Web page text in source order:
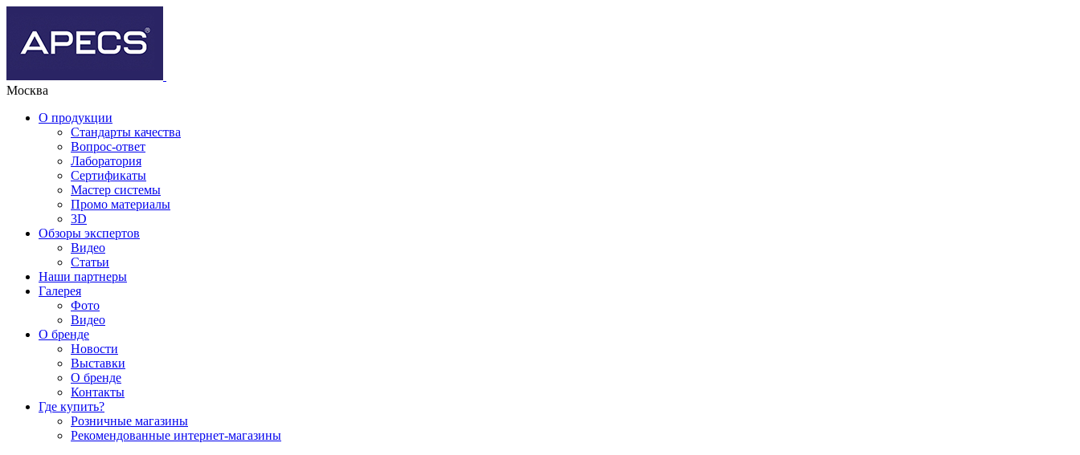
Москва
О продукции
Стандарты качества
Вопрос-ответ
Лаборатория
Сертификаты
Мастер системы
Промо материалы
3D
Обзоры экспертов
Видео
Статьи
Наши партнеры
Галерея
Фото
Видео
О бренде
Новости
Выставки
О бренде
Контакты
Где купить?
Розничные магазины
Рекомендованные интернет-магазины